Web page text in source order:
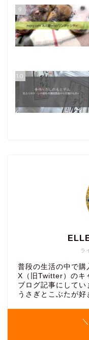
9
10
ラ
普段の生活の中で購
X（旧Twitter）のキ
ブログ記事にしてい
うさぎとこぶたが好